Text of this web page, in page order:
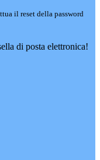
il reset della password
di posta elettronica!